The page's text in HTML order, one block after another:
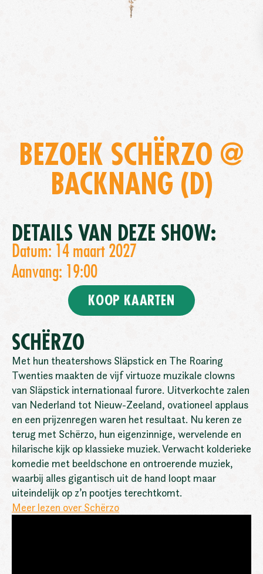
BEZOEK SCHËRZO @
BACKNANG (D)
DETAILS VAN DEZE SHOW:
Datum: 14 maart 2027
Aanvang: 19:00
KOOP KAARTEN
SCHËRZO
Met hun theatershows Släpstick en The Roaring
Twenties maakten de vijf virtuoze muzikale clowns
van Släpstick internationaal furore. Uitverkochte zalen
van Nederland tot Nieuw-Zeeland, ovationeel applaus
en een prijzenregen waren het resultaat. Nu keren ze
terug met Schërzo, hun eigenzinnige, wervelende en
hilarische kijk op klassieke muziek. Verwacht kolderieke
komedie met beeldschone en ontroerende muziek,
waarbij alles gigantisch uit de hand loopt maar
uiteindelijk op z’n pootjes terechtkomt.
Meer lezen over Schërzo